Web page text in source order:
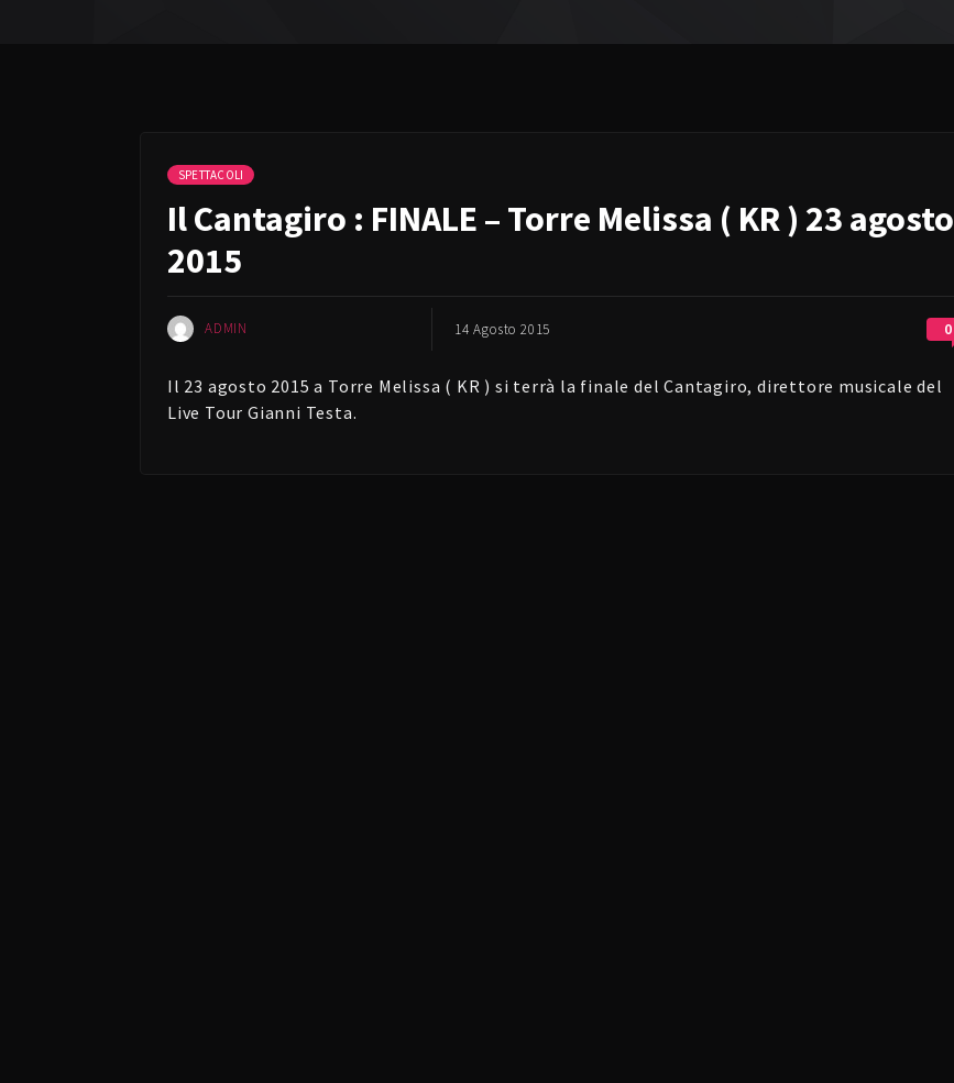
SPETTACOLI
Il Cantagiro : FINALE – Torre Melissa ( KR ) 23 agosto
2015
ADMIN 14 Agosto 2015 0
Il 23 agosto 2015 a Torre Melissa ( KR ) si terrà la finale del Cantagiro, direttore musicale del
Live Tour Gianni Testa.